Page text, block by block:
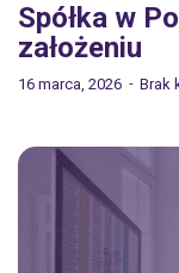
Spółka w
założeniu
16 marca, 2026 Brak